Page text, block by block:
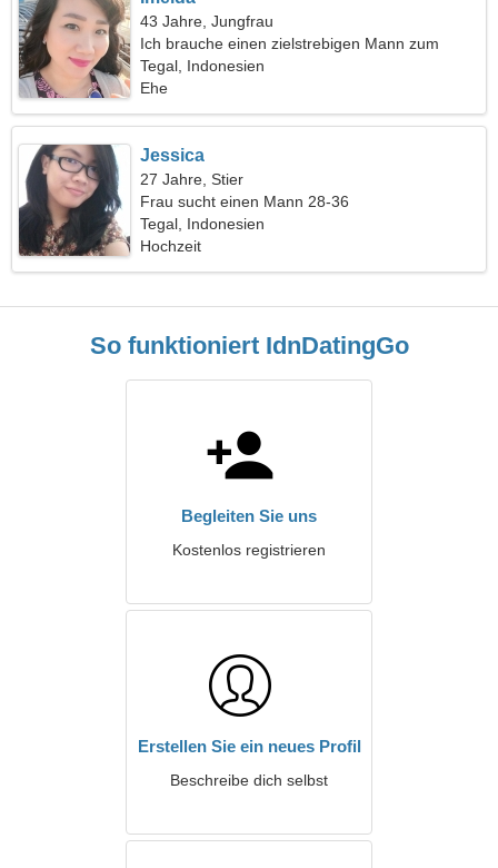
43 Jahre, Jungfrau
Ich brauche einen zielstrebigen Mann zum
Tanzen
Tegal, Indonesien
Ehe
Jessica
27 Jahre, Stier
Frau sucht einen Mann 28-36
Tegal, Indonesien
Hochzeit
So funktioniert IdnDatingGo
Begleiten Sie uns
Kostenlos registrieren
Erstellen Sie ein neues Profil
Beschreibe dich selbst